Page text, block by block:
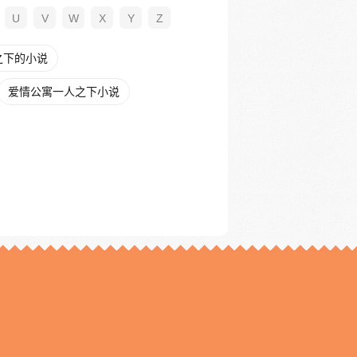
U V W X Y Z
的小说
爱情公寓一人之下小说